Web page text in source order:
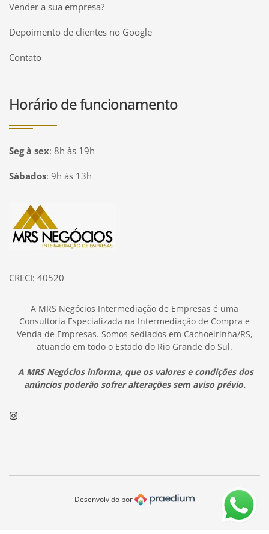
Vender a sua empresa?
Depoimento de clientes no Google
Contato
Horário de funcionamento
Seg à sex: 8h às 19h
Sábados: 9h às 13h
Página inicial
CRECI: 40520
A MRS Negócios Intermediação de Empresas é uma
Consultoria Especializada na Intermediação de Compra e
Venda de Empresas. Somos sediados em Cachoeirinha/RS,
atuando em todo o Estado do Rio Grande do Sul.
A MRS Negócios informa, que os valores e condições dos
anúncios poderão sofrer alterações sem aviso prévio.
Instagram
Desenvolvido por